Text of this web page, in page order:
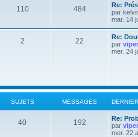
110 484
Re:
par
mar. 14
2 22
Re:
par
mer. 24
SUJETS MESSAGES
40 192
Re:
par
mer. 22